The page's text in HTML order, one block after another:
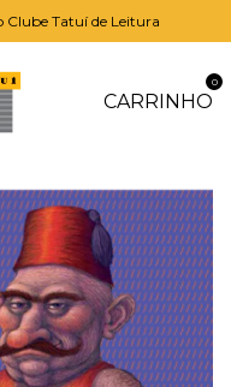
Clube Tatuí de Leitura
CARRINHO
0